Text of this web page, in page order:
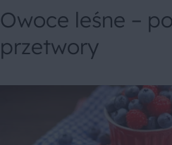
Owoce leśne –
przetwory